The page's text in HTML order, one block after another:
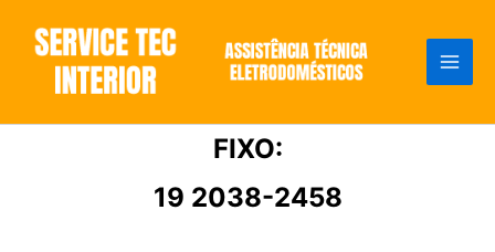
conteúdo
FIXO:
19 2038-2458